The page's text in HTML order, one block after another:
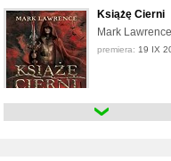
Książę Cierni
Mark Lawrence
premiera: 19 IX
Król Cierni